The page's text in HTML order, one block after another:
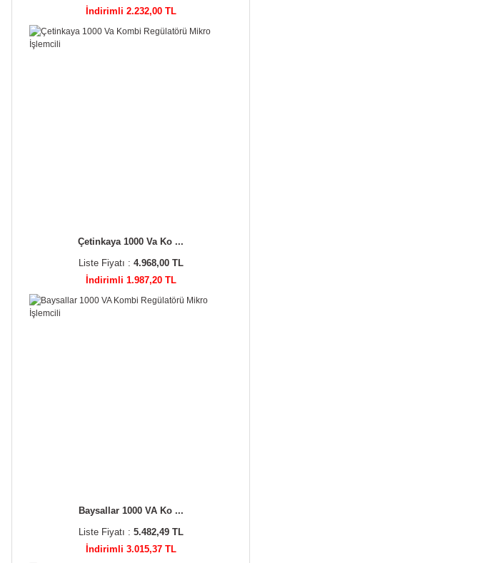
İndirimli 2.232,00 TL
Çetinkaya 1000 Va Ko ...
Liste Fiyatı : 4.968,00 TL
İndirimli 1.987,20 TL
Baysallar 1000 VA Ko ...
Liste Fiyatı : 5.482,49 TL
İndirimli 3.015,37 TL